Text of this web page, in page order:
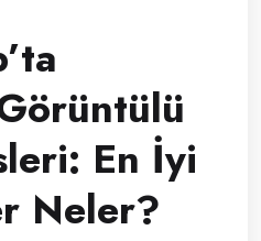
En İyi
Neler?